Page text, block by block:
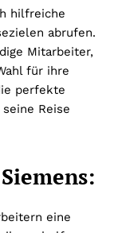
hilfreiche
abrufen.
Mitarbeiter,
für ihre
perfekte
Reise
eine